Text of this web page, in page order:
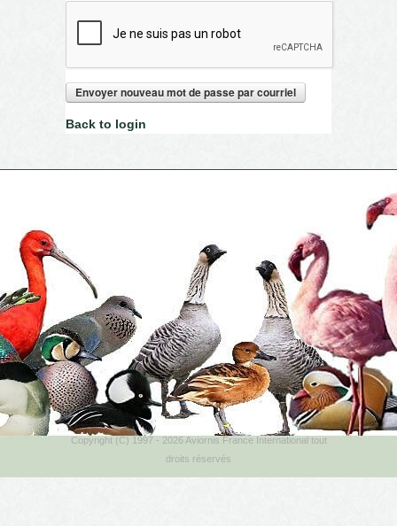
Back to login
Copyright (C) 1997 - 2026 Aviornis France International tout
droits réservés